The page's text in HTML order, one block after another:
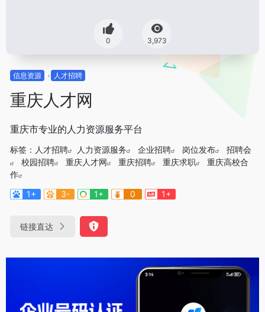
0 3,973
信息资源 人才招聘
重庆人才网
重庆市专业的人力资源服务平台
标签： 人才招聘 人力资源服务 企业招聘 岗位发布
招聘会
校园招聘
重庆人才网 重庆招聘 重庆求职
重庆高校合
作
1+
3- 1+ 0 1+
链接直达